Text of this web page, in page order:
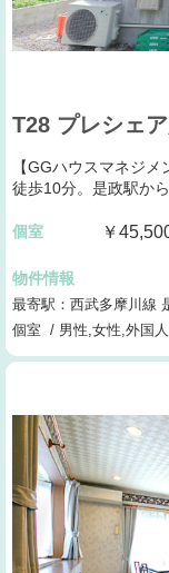
T28 プレシェ
【GGハウスマネジ
徒歩10分。是政駅か
個室 ￥
物件情報
最寄駅：西武多摩川線
個室 / 男性,女性,外国